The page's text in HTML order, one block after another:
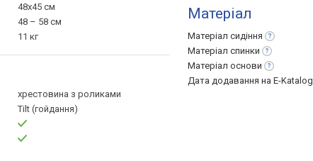
48x45 см
48 – 58 см
11 кг
хрестовина з роликами
Tilt (гойдання)
Матеріал
Матеріал сидіння
Матеріал спинки
Матеріал основи
Дата додавання на E-Katalog